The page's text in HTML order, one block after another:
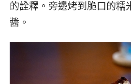
的詮釋。旁邊烤到脆口的糯
醬。